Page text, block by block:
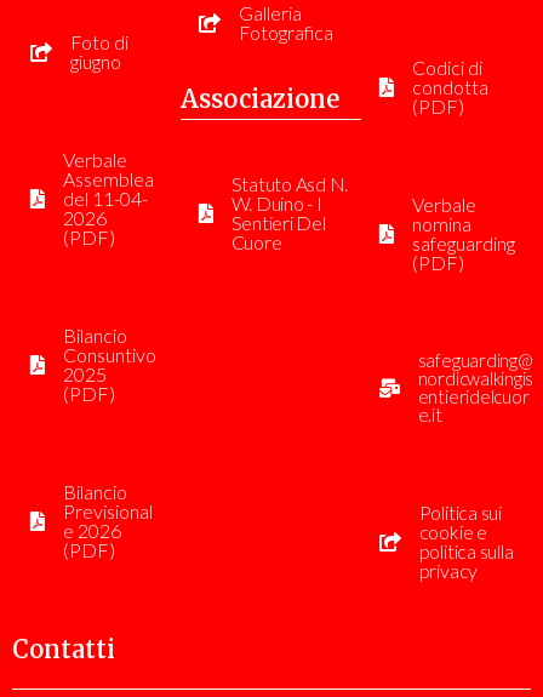
Foto di
giugno
Verbale
Assemblea
del 11-04-
2026
(PDF)
Bilancio
Consuntivo
2025
(PDF)
Bilancio
Previsional
e 2026
(PDF)
Galleria
Fotografica
Associazione
Statuto Asd N.
W. Duino - I
Sentieri Del
Cuore
Codici di
condotta
(PDF)
Verbale
nomina
safeguarding
(PDF)
safeguarding@
nordicwalkingis
entieridelcuor
e.it
Politica sui
cookie e
politica sulla
privacy
Contatti